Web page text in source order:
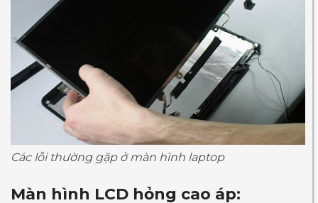
Các lỗi thường gặp ở màn hình laptop
Màn hình LCD hỏng cao áp: